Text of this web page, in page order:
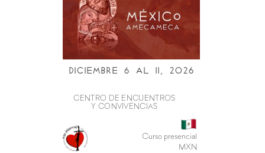
Diciembre 6 al ii, 2026
CENTRO DE ENCUENTROS
Y CONVIVENCIAS
Curso presencial
MXN